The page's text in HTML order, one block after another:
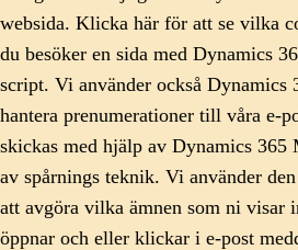
websida. Klicka här för att se vilka
du besöker en sida med Dynamics
script. Vi använder också Dynamics
hantera prenumerationer till våra e-
skickas med hjälp av Dynamics 365
av spårnings teknik. Vi använder
att avgöra vilka ämnen som ni visar
öppnar och eller klickar i e-post